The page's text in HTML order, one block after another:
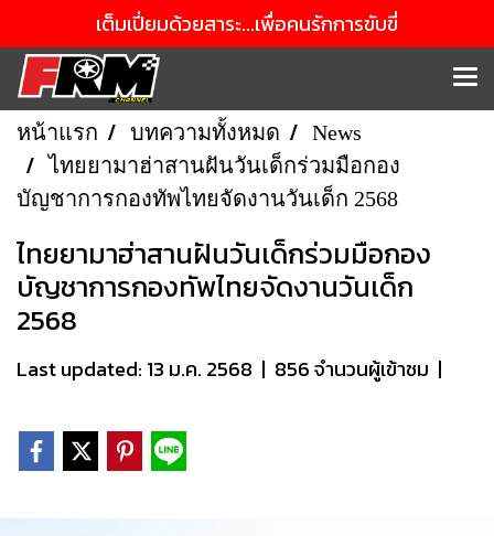
เต็มเปี่ยมด้วยสาระ...เพื่อคนรักการขับขี่
หน้าแรก บทความทั้งหมด
News
ไทยยามาฮ่าสานฝันวันเด็กร่วมมือกอง
บัญชาการกองทัพไทยจัดงานวันเด็ก 2568
ไทยยามาฮ่าสานฝันวันเด็กร่วมมือกอง
บัญชาการกองทัพไทยจัดงานวันเด็ก
2568
Last updated: 13 ม.ค. 2568 | 856 จำนวนผู้เข้าชม |